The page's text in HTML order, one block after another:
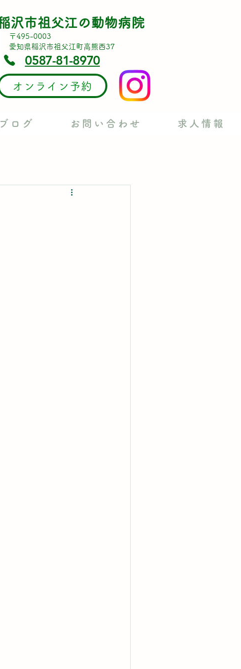
沢市祖父江の動物病院
​〒495-0003
愛知県稲沢市祖父江町高熊西37
0587-81-8970
オンライン予約
ログ お問い合わせ 求人情報